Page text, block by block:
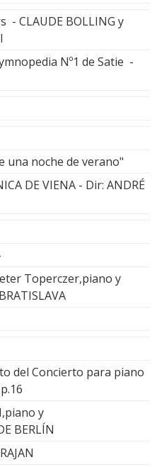
CLAUDE BOLLING y
Nº1 de Satie -
una noche de verano"
DE VIENA - Dir: ANDRÉ
Toperczer,piano y
del Concierto para piano
y
BERLÍN